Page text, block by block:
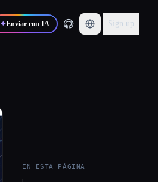
✦Enviar con IA Sign up
EN ESTA PÁGINA